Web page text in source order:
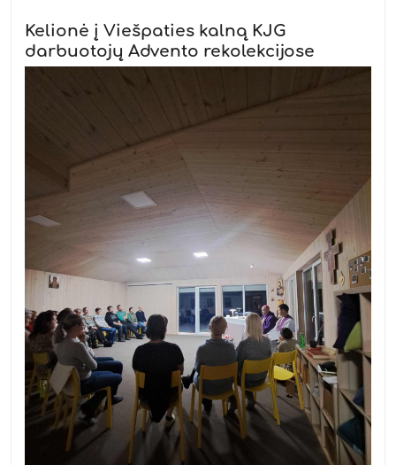
Kelionė į Viešpaties kalną KJG
darbuotojų Advento rekolekcijose